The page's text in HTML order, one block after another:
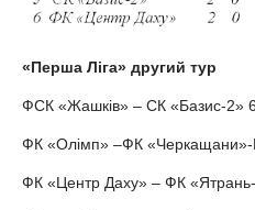
«Перша Ліга» другий тур
ФСК «Жашків» – СК «Базис-2»
ФК «Олімп» –ФК
ФК «Центр Даху» – ФК